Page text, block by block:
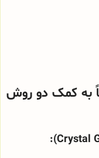
به کمک دو روش